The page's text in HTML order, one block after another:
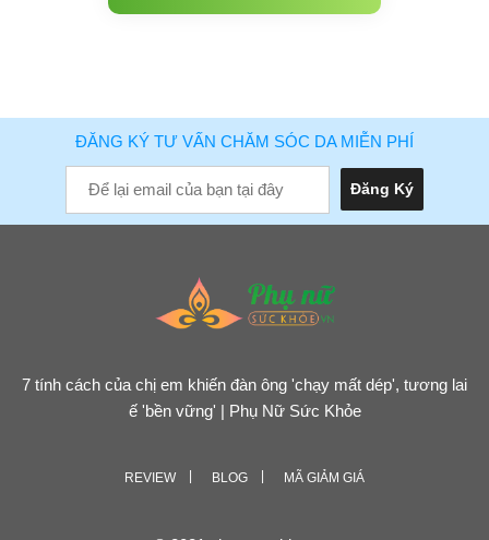
ĐĂNG KÝ TƯ VẤN CHĂM SÓC DA MIỄN PHÍ
7 tính cách của chị em khiến đàn ông 'chạy mất dép', tương lai
ế 'bền vững' | Phụ Nữ Sức Khỏe
REVIEW BLOG MÃ GIẢM GIÁ